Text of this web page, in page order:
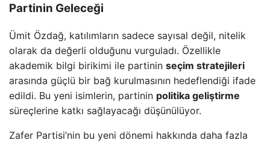
Partinin Geleceği
Ümit Özdağ, katılımların sadece sayısal değil, nitelik
olarak da değerli olduğunu vurguladı. Özellikle
akademik bilgi birikimi ile partinin seçim stratejileri
arasında güçlü bir bağ kurulmasının hedeflendiği ifade
edildi. Bu yeni isimlerin, partinin politika geliştirme
süreçlerine katkı sağlayacağı düşünülüyor.
Zafer Partisi’nin bu yeni dönemi hakkında daha fazla